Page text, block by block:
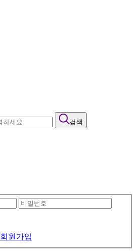
검색
회원가입